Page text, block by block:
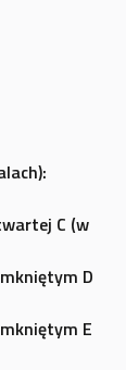
C (w
D
E